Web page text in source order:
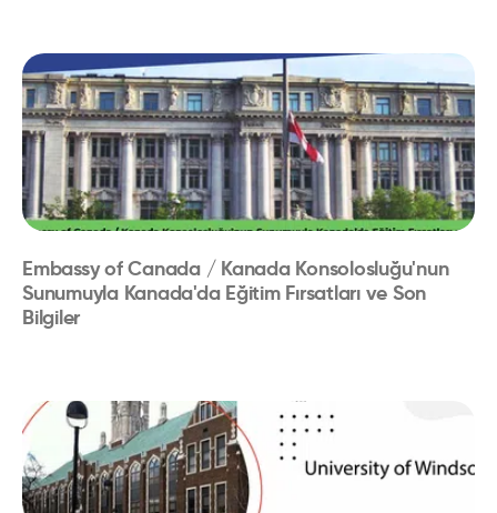
Embassy of Canada / Kanada Konsolosluğu'nun
Sunumuyla Kanada'da Eğitim Fırsatları ve Son
Bilgiler